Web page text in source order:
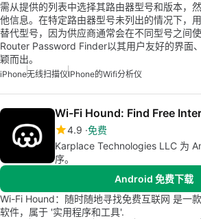
需从提供的列表中选择其路由器型号和版本，
他信息。在特定路由器型号未列出的情况下，
替代型号，因为供应商通常会在不同型号之间
Router Password Finder以其用户友好的界面
颖而出。
iPhone无线扫描仪IPhone的wifi分析仪
Wi-Fi Hound: Find Free
4.9 免费
Karplace Technologies LLC 为
序。
Android 免费下载
Wi-Fi Hound：随时随地寻找免费互联网 是一
软件，属于 '实用程序和工具'.